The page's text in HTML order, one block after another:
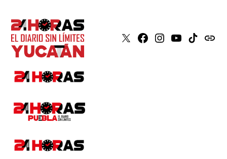
X Faceboook
Instagram
YoutubeTiktokissuu